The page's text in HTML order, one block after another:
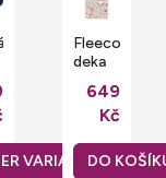
Fleecová
deka
se
zamilovaným
649
Kč
DO